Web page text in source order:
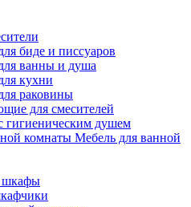
биде и писсуаров
ванны и душа
кухни
раковины
для смесителей
гигиеническим душем
Мебель для ванной
шкафы